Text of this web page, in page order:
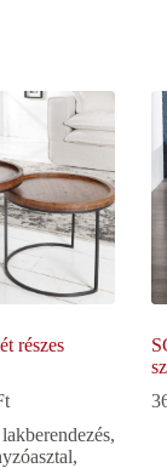
részes
,
,